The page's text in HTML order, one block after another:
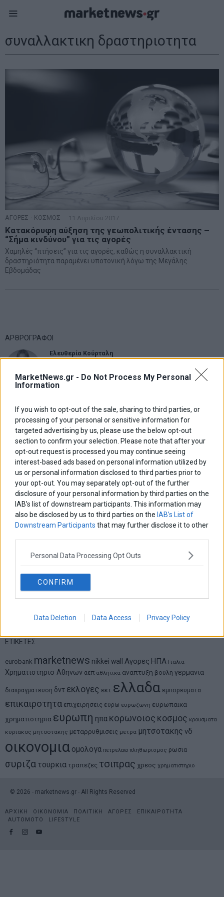
MarketNews.gr - Do Not Process My Personal
Information
If you wish to opt-out of the sale, sharing to third parties, or
processing of your personal or sensitive information for
targeted advertising by us, please use the below opt-out
section to confirm your selection. Please note that after your
opt-out request is processed you may continue seeing
interest-based ads based on personal information utilized by
us or personal information disclosed to third parties prior to
your opt-out. You may separately opt-out of the further
disclosure of your personal information by third parties on the
IAB’s list of downstream participants. This information may
also be disclosed by us to third parties on the IAB’s List of
Downstream Participants that may further disclose it to other
Personal Data Processing Opt Outs
CONFIRM
Data Deletion Data Access Privacy Policy
συναλλακτικη δραστηριοτητα
ΑΓΟΡΕΣ ΚΟΣΜΟΣ 11 Απριλίου 2017
Κατακόρυφη αύξηση της γεωπολιτικής έντασης –
“Σήμα κινδύνου” για τις αγορές
Χαμηλές “πτήσεις” για τις αγορές, καθώς η συναλλακτική
δραστηριότητα παραμένει υποτονική λόγω της Μεγάλης
Εβδομάδας
ΑΡΘΡΟΓΡΑΦΟΙ
Ελευθερία Κούρταλη
«Αυτό είναι που μένει. Το συναίσθημα που αφήνουμε πίσω
μας»
Σταματίνα Σταματάκου
Η βία κατά των ζώων δεν αντέχει βολικές ερμηνείες
Δημήτρης Καμπουράκης
Η παγίδα του «δώσε» στη ΔΕΘ και το στοίχημα Μητσοτάκη
Νικόλαος Φουρτζής
αλλά και μια πρόκληση για την ασφάλεια των επιχειρήσεων
Θανάσης Κρητικός
ΕΤΙΚΕΤΕΣ
eurobank marketnews nikkei wall Αγορες ΗΠΑ Ιταλια
Χρηματιστηριο Αθηνων αεπ αθλητικα αναπτυξη βουλη γερμανια
διαπραγματευση δντ εκλογες εκτ ελλαδα εμπορευματα
επικαιροτητα επιχειρησεις ευρω ευρωζωνη ευρωπαικα
χρηματιστηρια ευρωπη ηπα κορωνοιος κοσμος κρουσματα
κυριακος μητσοτακης μεταρρυθμισεις μετρα μητσοτακης νδ
οικονομια ομολογα πετρελαιο πληθωρισμος ρωσια
συριζα τουρκια τραπεζες τσιπρας χρεος χρηματιστηριο
© 2026 - marketnews.gr - All Rights Reserved
ΑΡΧΙΚΗ ΟΙΚΟΝΟΜΙΑ ΠΟΛΙΤΙΚΗ ΑΓΟΡΕΣ
ΕΠΙΚΑΙΡΟΤΗΤΑ
AUTOMOTO
LIFESTYLE